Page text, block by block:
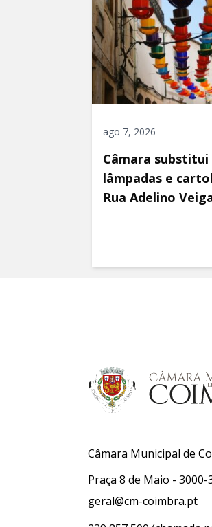
ago 7, 2026
Câmara substitui
lâmpadas e
Rua Adelino
Câmara Municipal de
Praça 8 de Maio -
geral@cm-coimbra.pt